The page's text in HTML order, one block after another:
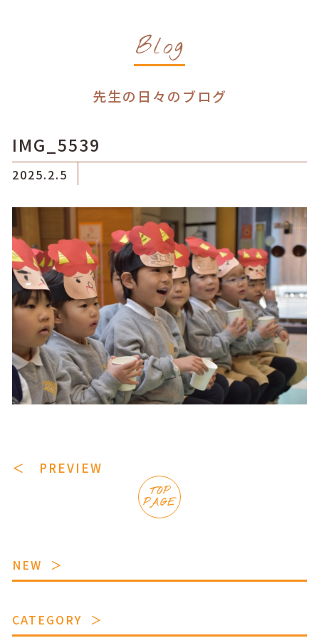
Blog
先生の日々のブログ
IMG_5539
2025.2.5
＜ PREVIEW
TOP
PAGE
NEW
CATEGORY